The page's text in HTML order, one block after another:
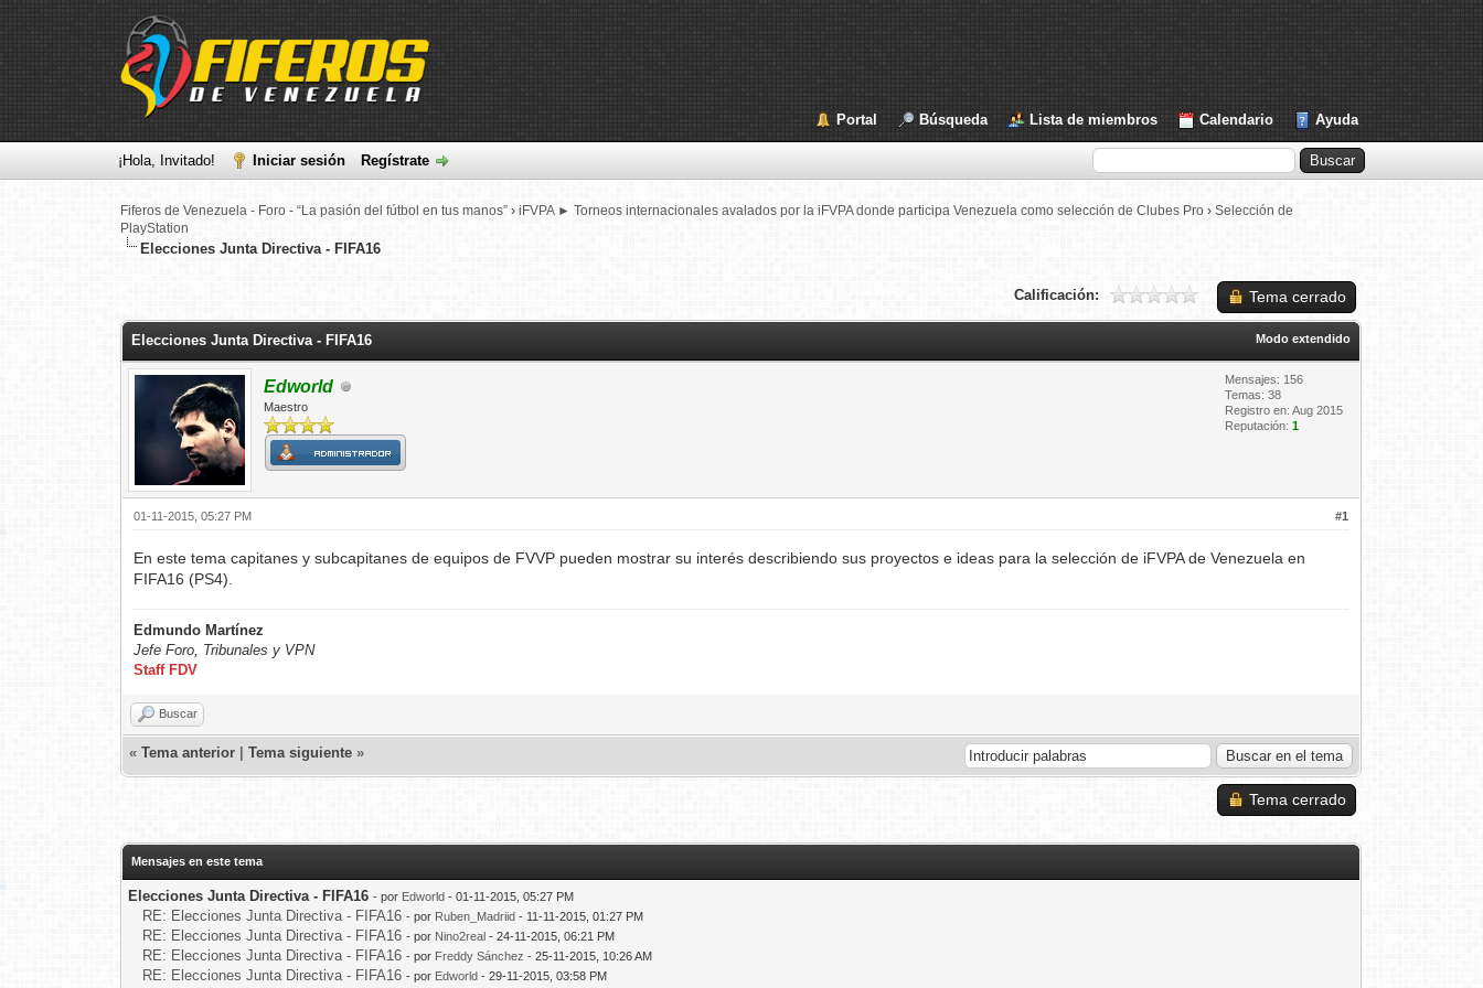
Portal Búsqueda Lista de miembros Calendario Ayuda
¡Hola, Invitado! Iniciar sesión Regístrate
Fiferos de Venezuela - Foro - “La pasión del fútbol en tus manos” ›iFVPA ► Torneos internacionales avalados por la iFVPA donde participa Venezuela como selección de Clubes Pro ›Selección de
PlayStation
Elecciones Junta Directiva - FIFA16
Tema cerrado
Calificación:
Modo extendido
Elecciones Junta Directiva - FIFA16
Edworld
Maestro
Mensajes: 156
Temas: 38
Registro en: Aug 2015
Reputación:1
#1
01-11-2015, 05:27 PM
En este tema capitanes y subcapitanes de equipos de FVVP pueden mostrar su interés describiendo sus proyectos e ideas para la selección de iFVPA de Venezuela en
FIFA16 (PS4).
Edmundo Martínez
Jefe Foro, Tribunales y VPN
Staff FDV
Buscar
«Tema anterior |Tema siguiente »
Tema cerrado
Mensajes en este tema
Elecciones Junta Directiva - FIFA16 - por Edworld - 01-11-2015, 05:27 PM
RE: Elecciones Junta Directiva - FIFA16 - por Ruben_Madriid - 11-11-2015, 01:27 PM
RE: Elecciones Junta Directiva - FIFA16 - por Nino2real - 24-11-2015, 06:21 PM
RE: Elecciones Junta Directiva - FIFA16 - por Freddy Sánchez - 25-11-2015, 10:26 AM
RE: Elecciones Junta Directiva - FIFA16 - por Edworld - 29-11-2015, 03:58 PM